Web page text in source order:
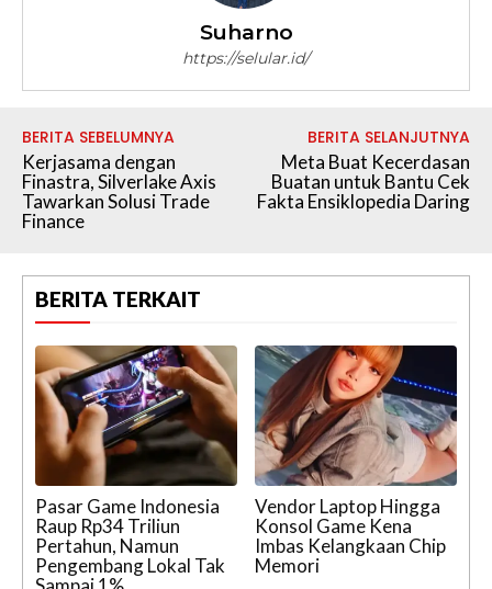
Suharno
https://selular.id/
BERITA SEBELUMNYA
Kerjasama dengan
Finastra, Silverlake Axis
Tawarkan Solusi Trade
Finance
BERITA SELANJUTNYA
Meta Buat Kecerdasan
Buatan untuk Bantu Cek
Fakta Ensiklopedia Daring
BERITA TERKAIT
Pasar Game Indonesia
Raup Rp34 Triliun
Pertahun, Namun
Pengembang Lokal Tak
Vendor Laptop Hingga
Konsol Game Kena
Imbas Kelangkaan Chip
Memori